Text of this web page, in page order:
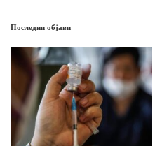
Последни објави